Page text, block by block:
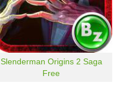
Slenderman Origins 2 Saga
Free